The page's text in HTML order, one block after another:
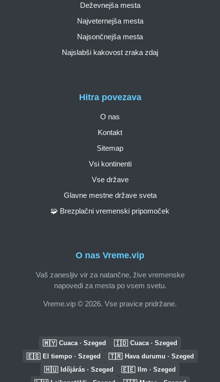
O nas Vreme.vip
Vaš zanesljiv vir za natančne, žive vremenske
napovedi za mesta po vsem svetu.
Vreme.vip © 2026. Vse pravice pridržane.
Hitra povezava
O nas
Kontakt
Sitemap
Vsi kontinenti
Vse države
Glavne mestne države sveta
🧩 Brezplačni vremenski pripomoček
Deževnejša mesta
Najveternejša mesta
Najsončnejša mesta
Najslabši kakovost zraka zdaj
🇲🇾 Cuaca · Szeged 🇮🇩 Cuaca · Szeged
🇪🇸 El tiempo · Szeged 🇹🇷 Hava durumu · Szeged
🇭🇺 Időjárás · Szeged 🇪🇪 Ilm · Szeged